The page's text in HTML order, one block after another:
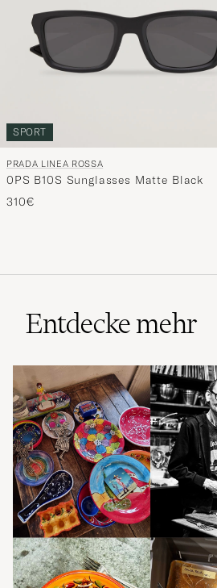
SPORT
PRADA LINEA ROSSA
0PS B10S Sunglasses Matte Black
310€
Entdecke mehr